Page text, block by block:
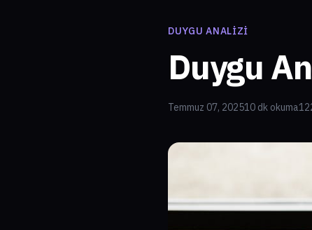
DUYGU ANALIZI
Duygu
Temmuz 07, 202510 dk okuma